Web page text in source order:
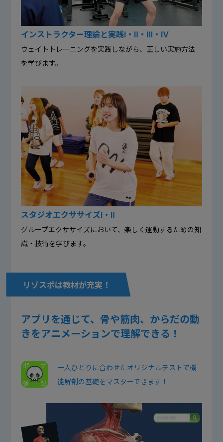
インストラクター理論と実践Ⅰ・Ⅱ・Ⅲ・Ⅳ
ウェイトトレーニングを実践しながら、正しい実施方法
を学びます。
スタジオエクササイズⅠ・Ⅱ
グループエクササイズにおいて、楽しく運動するための知
識・技術を学びます。
リゾスポは教材が充実！
アプリを通じて、骨や筋肉、からだの動
きをアニメーションで理解できる！
一人ひとりに合わせたオリジナルテストで機
能解剖の基礎をマスターできます！